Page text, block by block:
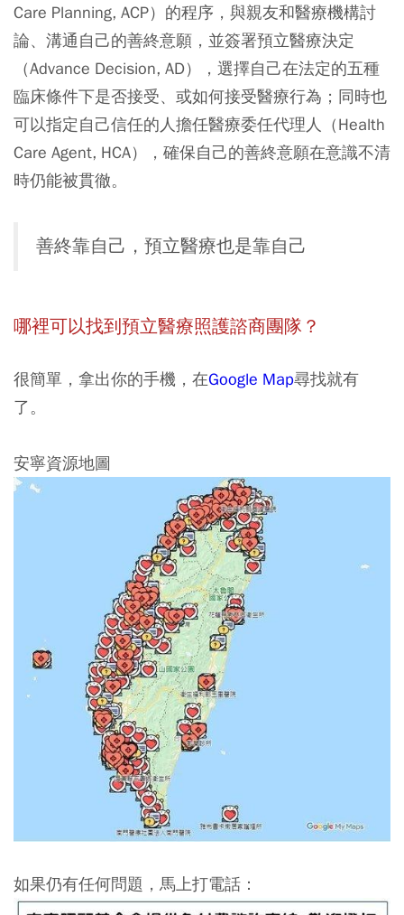
Care Planning, ACP）的程序，與親友和醫療機構討
論、溝通自己的善終意願，並簽署預立醫療決定
（Advance Decision, AD），選擇自己在法定的五種
臨床條件下是否接受、或如何接受醫療行為；同時也
可以指定自己信任的人擔任醫療委任代理人（Health
Care Agent, HCA），確保自己的善終意願在意識不清
時仍能被貫徹。
善終靠自己，預立醫療也是靠自己
哪裡可以找到預立醫療照護諮商團隊？
很簡單，拿出你的手機，在Google Map尋找就有
了。
安寧資源地圖
如果仍有任何問題，馬上打電話：